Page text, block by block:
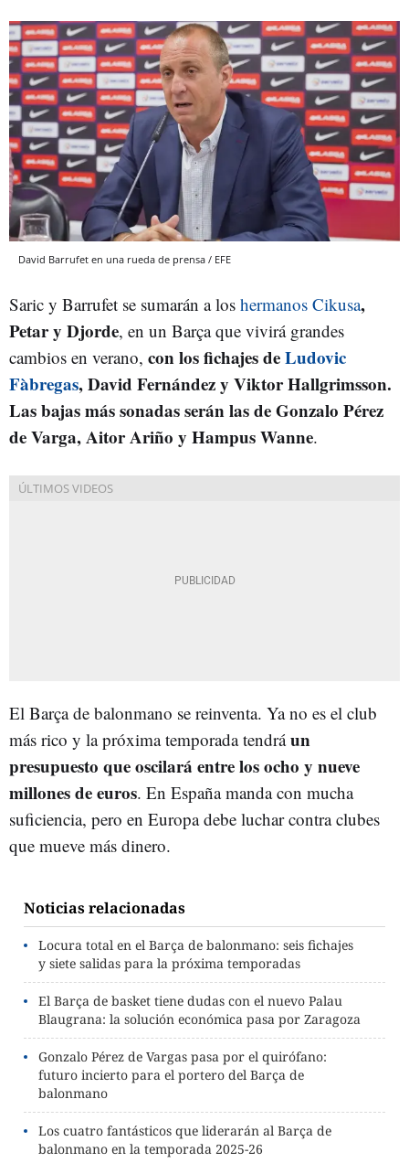
David Barrufet en una rueda de prensa / EFE
Saric y Barrufet se sumarán a los hermanos Cikusa,
Petar y Djorde, en un Barça que vivirá grandes
cambios en verano, con los fichajes deLudovic
Fàbregas, David Fernández y Viktor Hallgrimsson.
Las bajas más sonadas serán las de Gonzalo Pérez
de Varga, Aitor Ariño y Hampus Wanne.
El Barça de balonmano se reinventa. Ya no es el club
más rico y la próxima temporada tendráun
presupuesto que oscilará entre los ocho y nueve
millones de euros. En España manda con mucha
suficiencia, pero en Europa debe luchar contra clubes
que mueve más dinero.
Noticias relacionadas
Locura total en el Barça de balonmano: seis fichajes
y siete salidas para la próxima temporadas
El Barça de basket tiene dudas con el nuevo Palau
Blaugrana: la solución económica pasa por Zaragoza
Gonzalo Pérez de Vargas pasa por el quirófano:
futuro incierto para el portero del Barça de
balonmano
Los cuatro fantásticos que liderarán al Barça de
balonmano en la temporada 2025-26